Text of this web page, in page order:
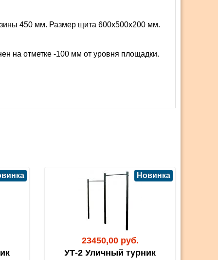
450 мм. Размер щита 600х500х200 мм.
на отметке -100 мм от уровня площадки.
23450,00 руб.
Новинка
УТ-2 Уличный турник